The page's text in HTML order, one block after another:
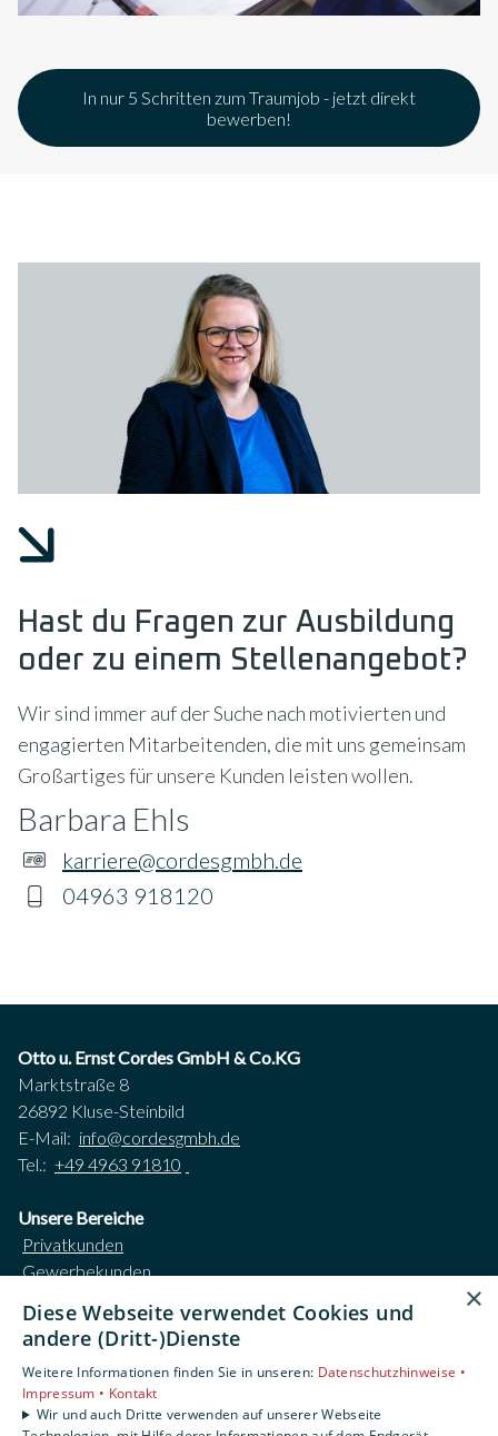
In nur 5 Schritten zum Traumjob - jetzt direkt
bewerben!
Hast du Fragen zur Ausbildung
oder zu einem Stellenangebot?
Wir sind immer auf der Suche nach motivierten und
engagierten Mitarbeitenden, die mit uns gemeinsam
Großartiges für unsere Kunden leisten wollen.
Barbara Ehls
karriere@cordesgmbh.de
04963 918120
Otto u. Ernst Cordes GmbH & Co.KG
Marktstraße 8
26892 Kluse-Steinbild
E-Mail: info@cordesgmbh.de
Tel.: +49 4963 91810
Unsere Bereiche
Privatkunden
Gewerbekunden
Unternehmen
Kontakt
Impressum
Datenschutzerklärung
×
Diese Webseite verwendet Cookies und
andere (Dritt-)Dienste
Weitere Informationen finden Sie in unseren: Datenschutzhinweise •
Impressum • Kontakt
Wir und auch Dritte verwenden auf unserer Webseite